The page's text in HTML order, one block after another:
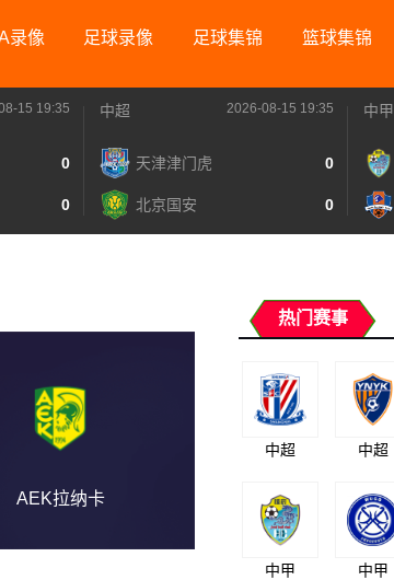
录像 足球录像 足球集锦 篮球集锦
15 19:35
0
0
中超 2026-08-15 19:35
天津津门虎 0
北京国安 0
中甲
AEK拉纳卡
热门赛事
中超 中超
中甲 中甲